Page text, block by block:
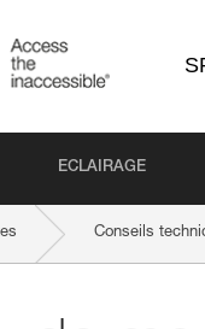
ECLAIRAGE
Conseils